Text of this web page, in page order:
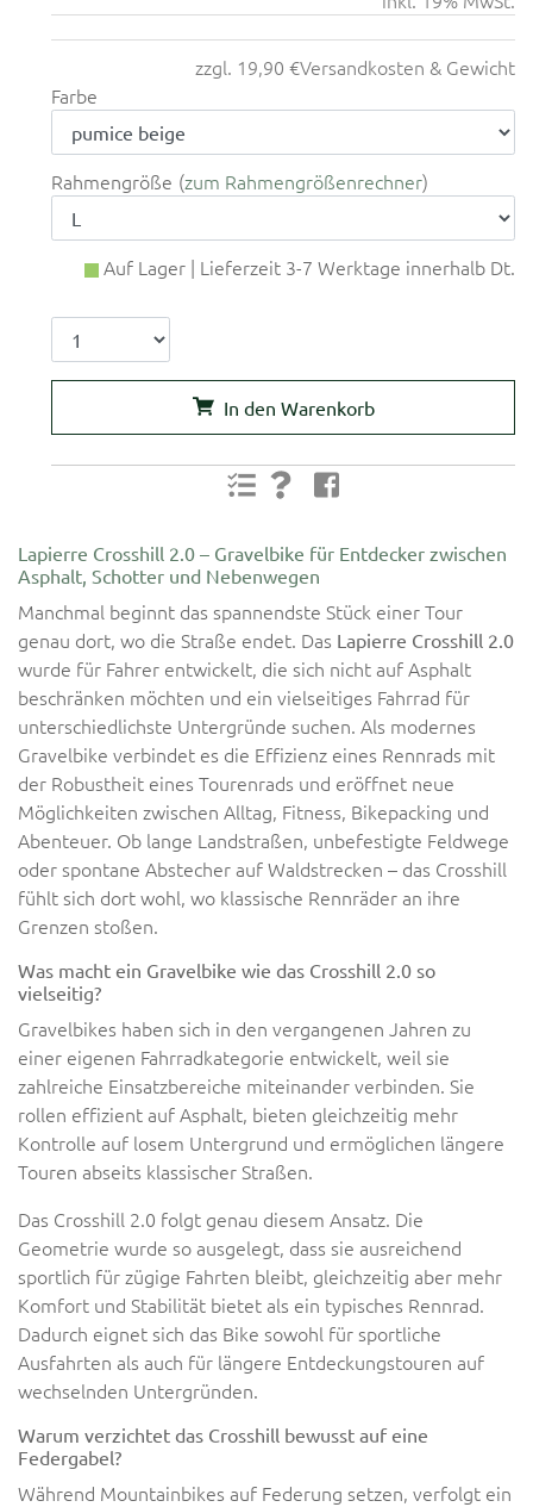
zzgl. 19,90 €Versandkosten & Gewicht
Farbe
Rahmengröße zum Rahmengrößenrechner
Auf Lager | Lieferzeit 3-7 Werktage innerhalb Dt.
In den Warenkorb
Lapierre Crosshill 2.0 – Gravelbike für Entdecker zwischen
Asphalt, Schotter und Nebenwegen
Manchmal beginnt das spannendste Stück einer Tour
genau dort, wo die Straße endet. Das Lapierre Crosshill 2.0
wurde für Fahrer entwickelt, die sich nicht auf Asphalt
beschränken möchten und ein vielseitiges Fahrrad für
unterschiedlichste Untergründe suchen. Als modernes
Gravelbike verbindet es die Effizienz eines Rennrads mit
der Robustheit eines Tourenrads und eröffnet neue
Möglichkeiten zwischen Alltag, Fitness, Bikepacking und
Abenteuer. Ob lange Landstraßen, unbefestigte Feldwege
oder spontane Abstecher auf Waldstrecken – das Crosshill
fühlt sich dort wohl, wo klassische Rennräder an ihre
Grenzen stoßen.
Was macht ein Gravelbike wie das Crosshill 2.0 so
vielseitig?
Gravelbikes haben sich in den vergangenen Jahren zu
einer eigenen Fahrradkategorie entwickelt, weil sie
zahlreiche Einsatzbereiche miteinander verbinden. Sie
rollen effizient auf Asphalt, bieten gleichzeitig mehr
Kontrolle auf losem Untergrund und ermöglichen längere
Touren abseits klassischer Straßen.
Das Crosshill 2.0 folgt genau diesem Ansatz. Die
Geometrie wurde so ausgelegt, dass sie ausreichend
sportlich für zügige Fahrten bleibt, gleichzeitig aber mehr
Komfort und Stabilität bietet als ein typisches Rennrad.
Dadurch eignet sich das Bike sowohl für sportliche
Ausfahrten als auch für längere Entdeckungstouren auf
wechselnden Untergründen.
Warum verzichtet das Crosshill bewusst auf eine
Federgabel?
Während Mountainbikes auf Federung setzen, verfolgt ein